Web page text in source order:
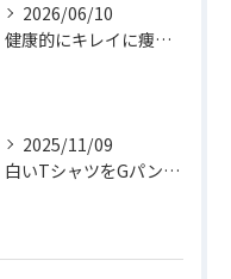
2026/06/10
健康的にキレイに痩せられました✨
2025/11/09
白いTシャツをGパンにinできるようになりました‼